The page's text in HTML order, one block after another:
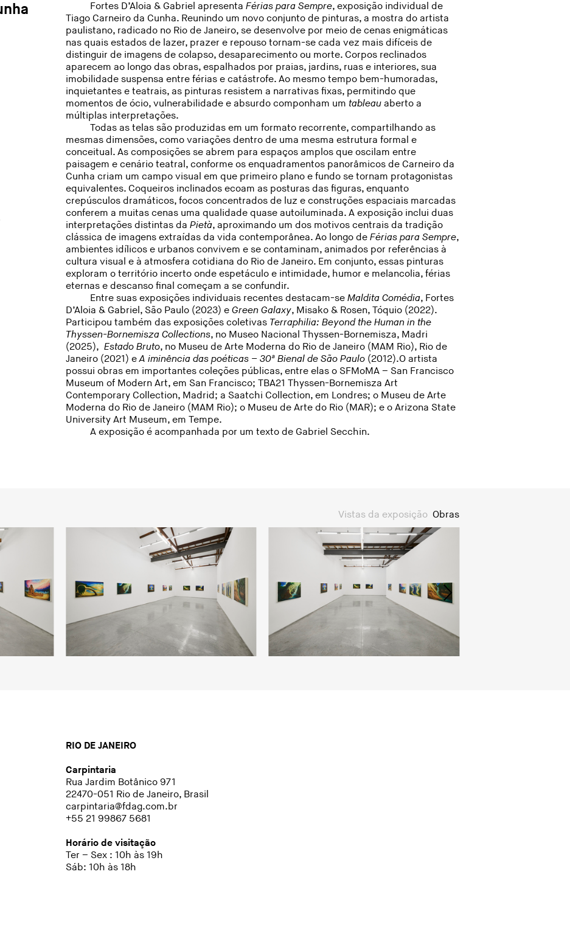
Fortes D’Aloia & Gabriel apresenta Férias para Sempre, exposição individual de
Tiago Carneiro da Cunha. Reunindo um novo conjunto de pinturas, a mostra do artista
paulistano, radicado no Rio de Janeiro, se desenvolve por meio de cenas enigmáticas
nas quais estados de lazer, prazer e repouso tornam-se cada vez mais difíceis de
distinguir de imagens de colapso, desaparecimento ou morte. Corpos reclinados
aparecem ao longo das obras, espalhados por praias, jardins, ruas e interiores, sua
imobilidade suspensa entre férias e catástrofe. Ao mesmo tempo bem-humoradas,
inquietantes e teatrais, as pinturas resistem a narrativas fixas, permitindo que
momentos de ócio, vulnerabilidade e absurdo componham um tableau aberto a
múltiplas interpretações.
Todas as telas são produzidas em um formato recorrente, compartilhando as
mesmas dimensões, como variações dentro de uma mesma estrutura formal e
conceitual. As composições se abrem para espaços amplos que oscilam entre
paisagem e cenário teatral, conforme os enquadramentos panorâmicos de Carneiro da
Cunha criam um campo visual em que primeiro plano e fundo se tornam protagonistas
equivalentes. Coqueiros inclinados ecoam as posturas das figuras, enquanto
crepúsculos dramáticos, focos concentrados de luz e construções espaciais marcadas
conferem a muitas cenas uma qualidade quase autoiluminada. A exposição inclui duas
interpretações distintas daPietà, aproximando um dos motivos centrais da tradição
clássica de imagens extraídas da vida contemporânea. Ao longo deFérias para Sempre,
ambientes idílicos e urbanos convivem e se contaminam, animados por referências à
cultura visual e à atmosfera cotidiana do Rio de Janeiro. Em conjunto, essas pinturas
exploram o território incerto onde espetáculo e intimidade, humor e melancolia, férias
eternas e descanso final começam a se confundir.
Entre suas exposições individuais recentes destacam-seMaldita Comédia, Fortes
D’Aloia & Gabriel, São Paulo (2023) eGreen Galaxy, Misako & Rosen, Tóquio (2022).
Participou também das exposições coletivas Terraphilia: Beyond the Human in the
Thyssen-Bornemisza Collections, no Museo Nacional Thyssen-Bornemisza, Madri
(2025),Estado Bruto, no Museu de Arte Moderna do Rio de Janeiro (MAM Rio), Rio de
Janeiro (2021) eA iminência das poéticas – 30ª Bienal de São Paulo (2012).O artista
possui obras em importantes coleções públicas, entre elas o SFMoMA – San Francisco
Museum of Modern Art, em San Francisco; TBA21 Thyssen-Bornemisza Art
Contemporary Collection, Madrid; a Saatchi Collection, em Londres; o Museu de Arte
Moderna do Rio de Janeiro (MAM Rio); o Museu de Arte do Rio (MAR); e o Arizona State
University Art Museum, em Tempe.
A exposição é acompanhada por um texto de Gabriel Secchin.
Vistas da exposição Obras
RIO DE JANEIRO
Carpintaria
Rua Jardim Botânico 971
22470-051 Rio de Janeiro, Brasil
carpintaria@fdag.com.br
+55 21 99867 5681
Horário de visitação
Ter – Sex : 10h às 19h
Sáb: 10h às 18h